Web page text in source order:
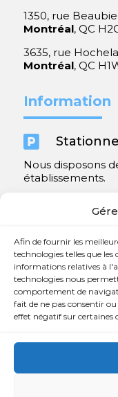
Afin de fournir les
technologies telles que
informations relatives à
technologies nous
comportement de
fait de ne pas consentir
effet négatif sur certaines
1350, rue
Montréal, QC
3635, rue
Montréal, QC
Information

Nous disposons
établissements.
Contact
 450 654-

765, rue